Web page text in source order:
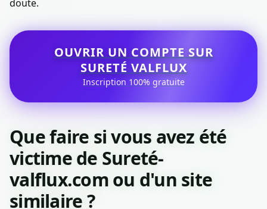
doute.
OUVRIR UN COMPTE SUR
SURETÉ VALFLUX
Inscription 100% gratuite
Que faire si vous avez été
victime de Sureté-
valflux.com ou d'un site
similaire ?